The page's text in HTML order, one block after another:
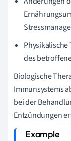
des
Biologische
Immunsystems
bei der
Entzündungen